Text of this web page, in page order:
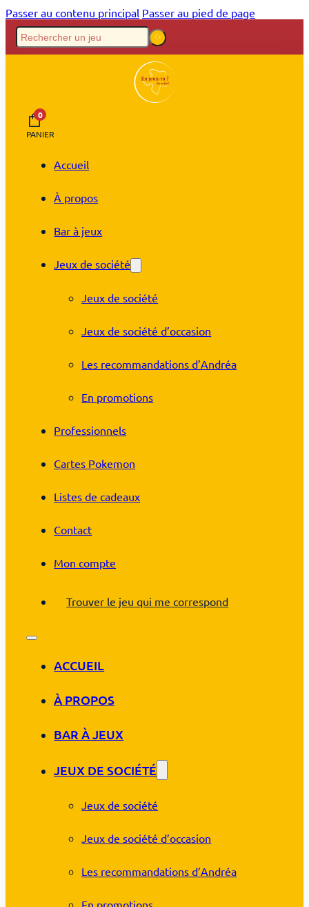
Passer au contenu principal Passer au pied de page
0
PANIER
Accueil
À propos
Bar à jeux
Jeux de société
Jeux de société
Jeux de société d’occasion
Les recommandations d’Andréa
En promotions
Professionnels
Cartes Pokemon
Listes de cadeaux
Contact
Mon compte
Trouver le jeu qui me correspond
ACCUEIL
À PROPOS
BAR À JEUX
JEUX DE SOCIÉTÉ
Jeux de société
Jeux de société d’occasion
Les recommandations d’Andréa
En promotions